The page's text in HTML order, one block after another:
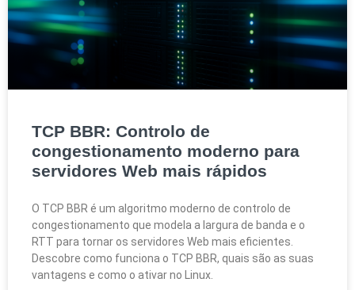
TCP BBR: Controlo de
congestionamento moderno para
servidores Web mais rápidos
O TCP BBR é um algoritmo moderno de controlo de
congestionamento que modela a largura de banda e o
RTT para tornar os servidores Web mais eficientes.
Descobre como funciona o TCP BBR, quais são as suas
vantagens e como o ativar no Linux.